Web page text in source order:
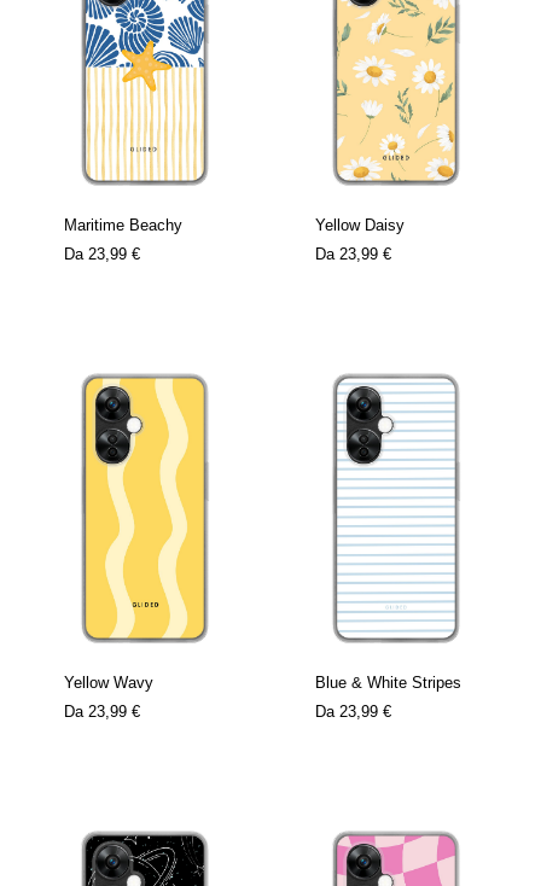
Maritime Beachy
Da 23,99 €
Yellow Daisy
Da 23,99 €
Yellow Wavy
Da 23,99 €
Blue & White Stripes
Da 23,99 €